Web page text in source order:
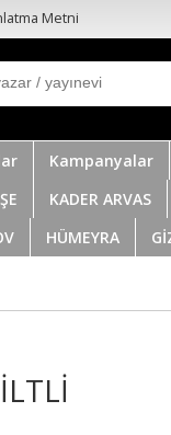
Metni
Kampanyalar
KADER ARVAS
HÜMEYRA